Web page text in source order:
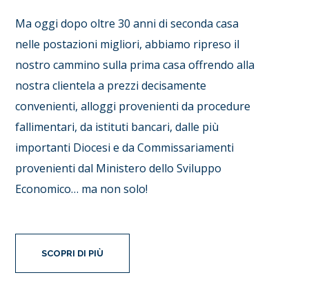
Ma oggi dopo oltre 30 anni di seconda casa
nelle postazioni migliori, abbiamo ripreso il
nostro cammino sulla prima casa offrendo alla
nostra clientela a prezzi decisamente
convenienti, alloggi provenienti da procedure
fallimentari, da istituti bancari, dalle più
importanti Diocesi e da Commissariamenti
provenienti dal Ministero dello Sviluppo
Economico… ma non solo!
SCOPRI DI PIÙ